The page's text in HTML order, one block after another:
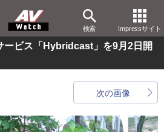
検索 Impressサイト
ービス「Hybridcast」を9月2日開
次の画像